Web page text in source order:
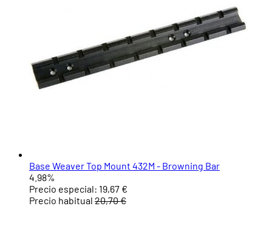
Base Weaver Top Mount 432M - Browning Bar
4.98%
Precio especial: 19,67 €
Precio habitual 20,70 €